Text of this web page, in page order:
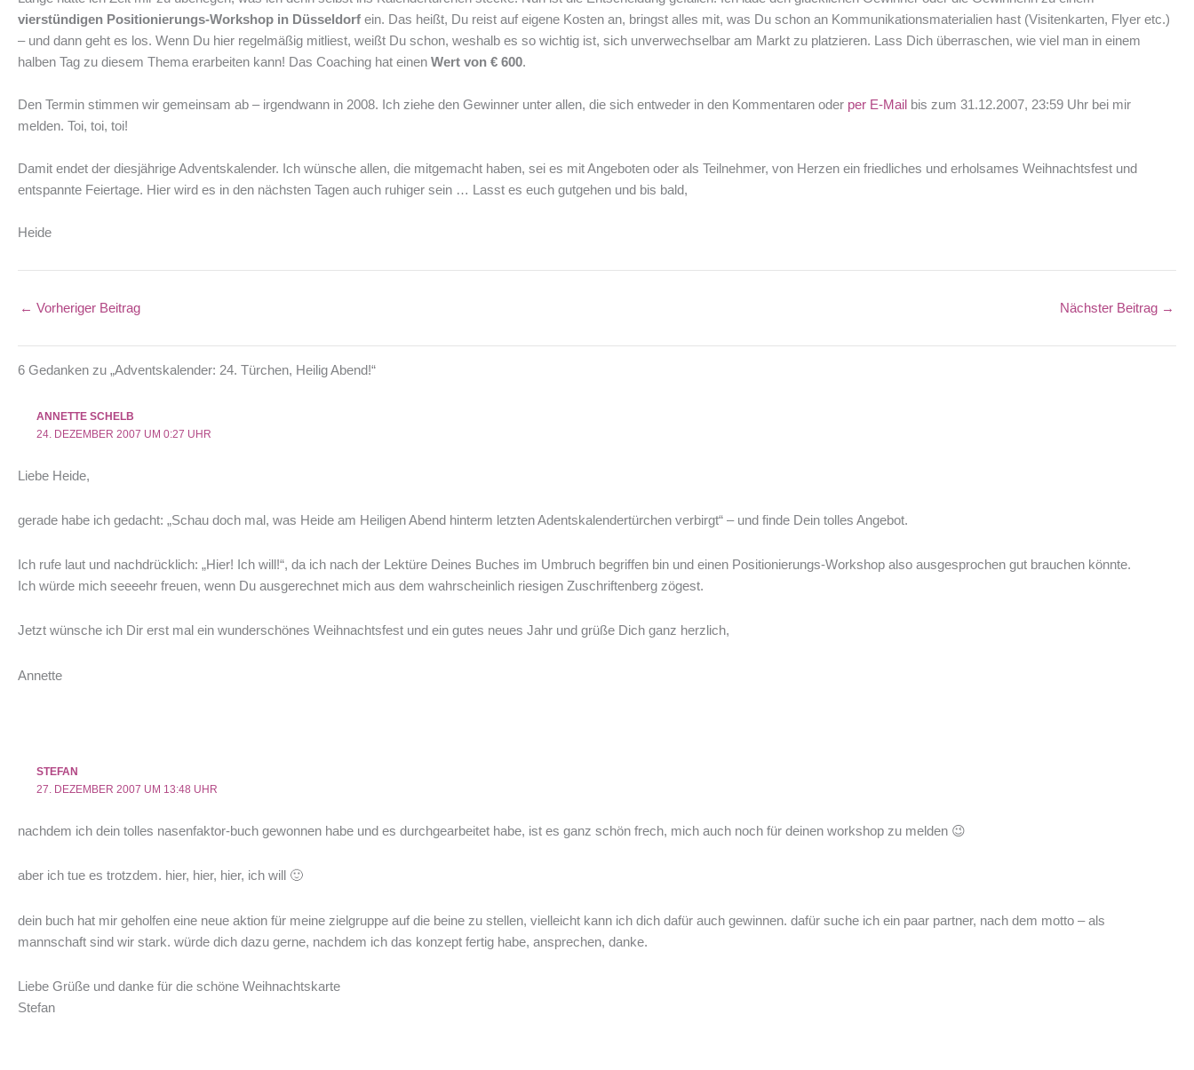
vierstündigen Positionierungs-Workshop in Düsseldorf ein. Das heißt, Du reist auf eigene Kosten an, bringst alles mit, was Du schon an Kommunikationsmaterialien hast (Visitenkarten, Flyer etc.)
– und dann geht es los. Wenn Du hier regelmäßig mitliest, weißt Du schon, weshalb es so wichtig ist, sich unverwechselbar am Markt zu platzieren. Lass Dich überraschen, wie viel man in einem
halben Tag zu diesem Thema erarbeiten kann! Das Coaching hat einen Wert von € 600.
Den Termin stimmen wir gemeinsam ab – irgendwann in 2008. Ich ziehe den Gewinner unter allen, die sich entweder in den Kommentaren oder per E-Mail bis zum 31.12.2007, 23:59 Uhr bei mir
melden. Toi, toi, toi!
Damit endet der diesjährige Adventskalender. Ich wünsche allen, die mitgemacht haben, sei es mit Angeboten oder als Teilnehmer, von Herzen ein friedliches und erholsames Weihnachtsfest und
entspannte Feiertage. Hier wird es in den nächsten Tagen auch ruhiger sein … Lasst es euch gutgehen und bis bald,
Heide
← Vorheriger Beitrag Nächster Beitrag →
6 Gedanken zu „Adventskalender: 24. Türchen, Heilig Abend!“
ANNETTE SCHELB
24. DEZEMBER 2007 UM 0:27 UHR
Liebe Heide,
gerade habe ich gedacht: „Schau doch mal, was Heide am Heiligen Abend hinterm letzten Adentskalendertürchen verbirgt“ – und finde Dein tolles Angebot.
Ich rufe laut und nachdrücklich: „Hier! Ich will!“, da ich nach der Lektüre Deines Buches im Umbruch begriffen bin und einen Positionierungs-Workshop also ausgesprochen gut brauchen könnte.
Ich würde mich seeeehr freuen, wenn Du ausgerechnet mich aus dem wahrscheinlich riesigen Zuschriftenberg zögest.
Jetzt wünsche ich Dir erst mal ein wunderschönes Weihnachtsfest und ein gutes neues Jahr und grüße Dich ganz herzlich,
Annette
STEFAN
27. DEZEMBER 2007 UM 13:48 UHR
nachdem ich dein tolles nasenfaktor-buch gewonnen habe und es durchgearbeitet habe, ist es ganz schön frech, mich auch noch für deinen workshop zu melden 😉
aber ich tue es trotzdem. hier, hier, hier, ich will 🙂
dein buch hat mir geholfen eine neue aktion für meine zielgruppe auf die beine zu stellen, vielleicht kann ich dich dafür auch gewinnen. dafür suche ich ein paar partner, nach dem motto – als
mannschaft sind wir stark. würde dich dazu gerne, nachdem ich das konzept fertig habe, ansprechen, danke.
Liebe Grüße und danke für die schöne Weihnachtskarte
Stefan